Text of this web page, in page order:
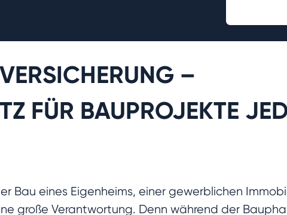
–
FÜR BAUPROJEKTE
Bau eines Eigenheims, einer gewerblichen
große Verantwortung. Denn während der